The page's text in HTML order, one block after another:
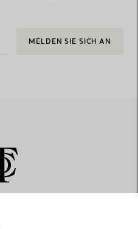
MELDEN SIE SICH AN